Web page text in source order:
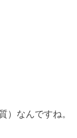
）なんですね。